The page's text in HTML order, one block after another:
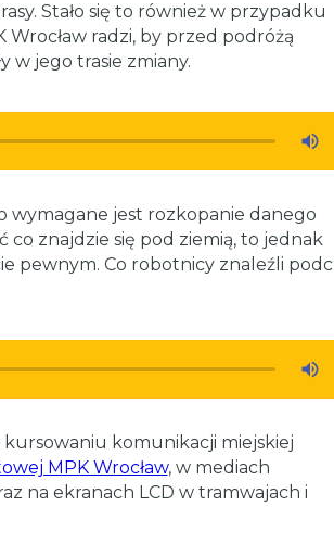
Stało się to również w przypadku
radzi, by przed podróżą
w jego trasie zmiany.
wymagane jest rozkopanie danego
co znajdzie się pod ziemią, to jednak
pewnym. Co robotnicy znaleźli
komunikacji miejskiej
MPK Wrocław, w mediach
na ekranach LCD w tramwajach i